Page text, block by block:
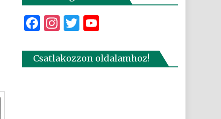
Facebook
Instagram
Twitter
Csatlakozzon oldalamhoz!